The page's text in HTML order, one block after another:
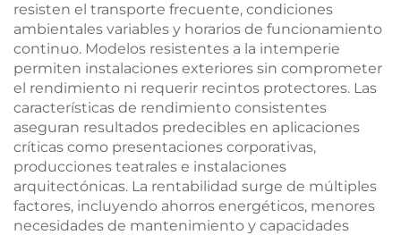
resisten el transporte frecuente, condiciones
ambientales variables y horarios de funcionamiento
continuo. Modelos resistentes a la intemperie
permiten instalaciones exteriores sin comprometer
el rendimiento ni requerir recintos protectores. Las
características de rendimiento consistentes
aseguran resultados predecibles en aplicaciones
críticas como presentaciones corporativas,
producciones teatrales e instalaciones
arquitectónicas. La rentabilidad surge de múltiples
factores, incluyendo ahorros energéticos, menores
necesidades de mantenimiento y capacidades